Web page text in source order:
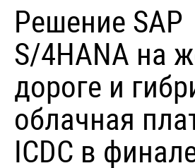
Решение SAP
S/4HANA на
дороге и
облачная
ICDC в